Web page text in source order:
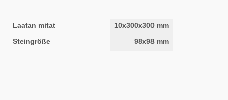
Laatan mitat
10x300x300 mm
Steingröße
98x98 mm